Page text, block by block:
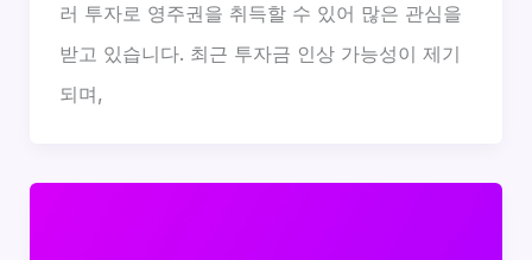
러 투자로 영주권을 취득할 수 있어 많은 관심을
받고 있습니다. 최근 투자금 인상 가능성이 제기
되며,